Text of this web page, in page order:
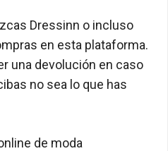
Dressinn o incluso
en esta plataforma.
una devolución en caso
no sea lo que has
de moda